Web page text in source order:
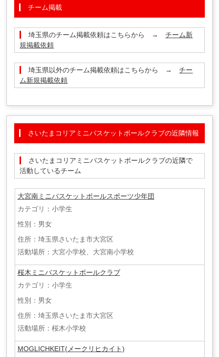
チーム掲載
埼玉県のチーム掲載依頼はこちらから →チーム新
規掲載依頼
埼玉県以外のチーム掲載依頼はこちらから →チー
ム新規掲載依頼
さいたまコリアミニバスケットボールクラブの近隣情報
さいたまコリアミニバスケットボールクラブの近隣で
活動しているチーム
大宮南ミニバスケットボールスポーツ少年団
カテゴリ：小学生
性別：男女
住所：埼玉県さいたま市大宮区
活動場所：大宮小学校、大宮南小学校
桜木ミニバスケットボールクラブ
カテゴリ：小学生
性別：男女
住所：埼玉県さいたま市大宮区
活動場所：桜木小学校
MOGLICHKEIT(メークリヒカイト)